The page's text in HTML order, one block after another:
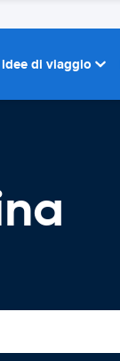
di viaggio